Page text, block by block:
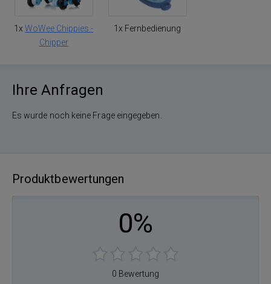
1x WoWee Chippies -
Chipper
1x Fernbedienung
Ihre Anfragen
Es wurde noch keine Frage eingegeben.
Produktbewertungen
0%
0 Bewertung